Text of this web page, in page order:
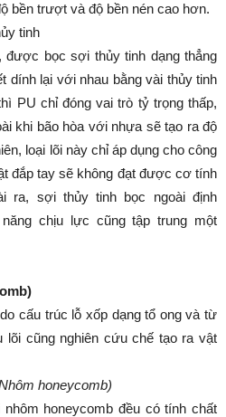
bền trượt và độ bền nén cao hơn.
tinh
được bọc sợi thủy tinh dạng thẳng
dính lại với nhau bằng vài thủy tinh
PU chỉ đóng vai trò tỷ trọng thấp,
khi bão hòa với nhựa sẽ tạo ra độ
loại lõi này chỉ áp dụng cho công
đắp tay sẽ không đạt được cơ tính
ra, sợi thủy tinh bọc ngoài định
chịu lực cũng tập trung một
cấu trúc lỗ xốp dạng tổ ong và từ
lõi cũng nghiên cứu chế tạo ra vật
honeycomb)
honeycomb đều có tính chất